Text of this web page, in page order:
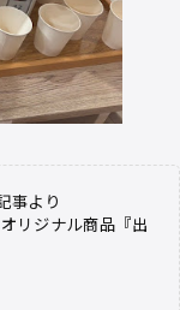
事より
リジナル商品『出